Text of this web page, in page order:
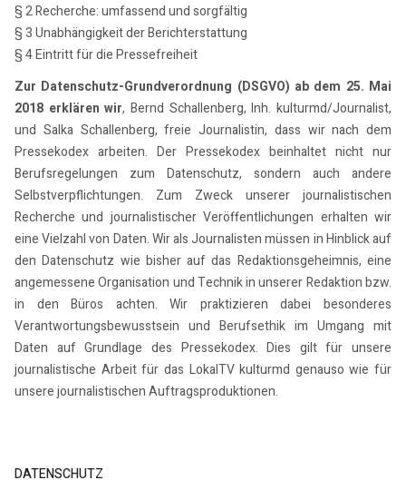
§ 2 Recherche: umfassend und sorgfältig
§ 3 Unabhängigkeit der Berichterstattung
§ 4 Eintritt für die Pressefreiheit
Zur Datenschutz-Grundverordnung (DSGVO) ab dem 25. Mai
2018 erklären wir, Bernd Schallenberg, Inh. kulturmd/Journalist,
und Salka Schallenberg, freie Journalistin, dass wir nach dem
Pressekodex arbeiten. Der Pressekodex beinhaltet nicht nur
Berufsregelungen zum Datenschutz, sondern auch andere
Selbstverpflichtungen. Zum Zweck unserer journalistischen
Recherche und journalistischer Veröffentlichungen erhalten wir
eine Vielzahl von Daten. Wir als Journalisten müssen in Hinblick auf
den Datenschutz wie bisher auf das Redaktionsgeheimnis, eine
angemessene Organisation und Technik in unserer Redaktion bzw.
in den Büros achten. Wir praktizieren dabei besonderes
Verantwortungsbewusstsein und Berufsethik im Umgang mit
Daten auf Grundlage des Pressekodex. Dies gilt für unsere
journalistische Arbeit für das LokalTV kulturmd genauso wie für
unsere journalistischen Auftragsproduktionen.
DATENSCHUTZ